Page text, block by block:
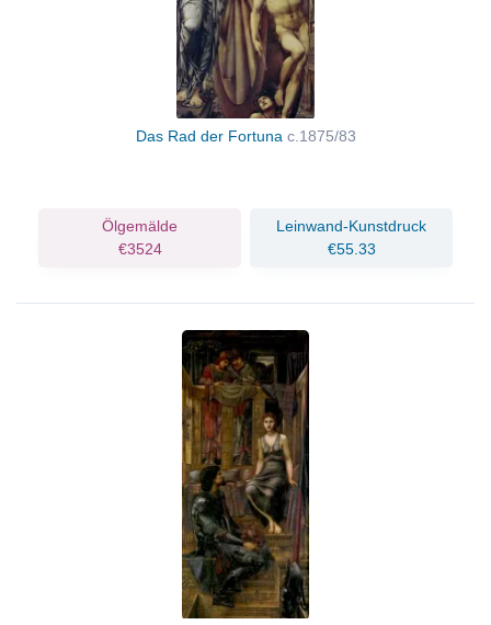
Das Rad der Fortuna c.1875/83
Ölgemälde
€3524
Leinwand-Kunstdruck
€55.33